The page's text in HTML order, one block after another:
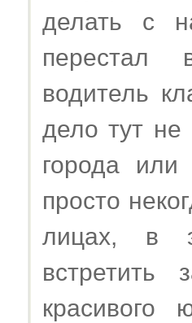
делать с
перестал
водитель
дело тут не
города или
просто
лицах, в
встретить
красивого